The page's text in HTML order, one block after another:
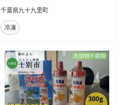
千葉県九十九里町
冷凍